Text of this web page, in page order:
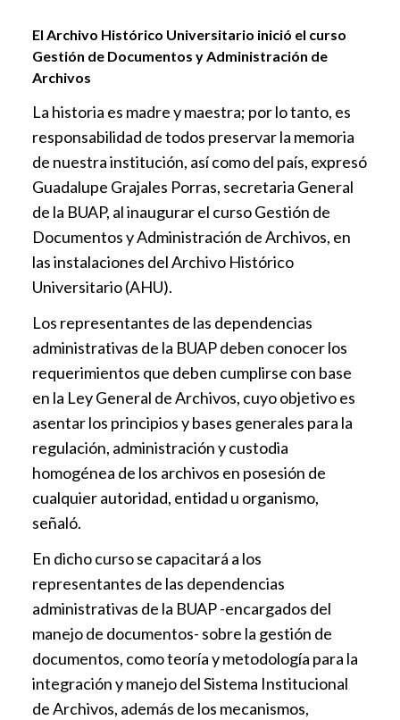
El Archivo Histórico Universitario inició el curso
Gestión de Documentos y Administración de
Archivos
La historia es madre y maestra; por lo tanto, es
responsabilidad de todos preservar la memoria
de nuestra institución, así como del país, expresó
Guadalupe Grajales Porras, secretaria General
de la BUAP, al inaugurar el curso Gestión de
Documentos y Administración de Archivos, en
las instalaciones del Archivo Histórico
Universitario (AHU).
Los representantes de las dependencias
administrativas de la BUAP deben conocer los
requerimientos que deben cumplirse con base
en la Ley General de Archivos, cuyo objetivo es
asentar los principios y bases generales para la
regulación, administración y custodia
homogénea de los archivos en posesión de
cualquier autoridad, entidad u organismo,
señaló.
En dicho curso se capacitará a los
representantes de las dependencias
administrativas de la BUAP -encargados del
manejo de documentos- sobre la gestión de
documentos, como teoría y metodología para la
integración y manejo del Sistema Institucional
de Archivos, además de los mecanismos,